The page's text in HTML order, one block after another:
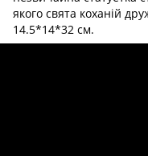
якого свята коханій
14.5*14*32 см.